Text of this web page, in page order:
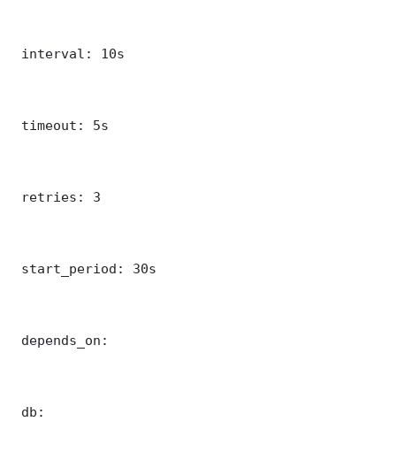
interval: 10s
timeout: 5s
retries: 3
start_period: 30s
depends_on:
db: